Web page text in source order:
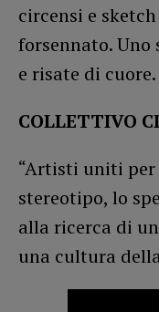
circensi e
forsennato.
e risate di cuore.
COLLETTIVO
​“Artisti uniti
stereotipo, lo
alla ricerca di
una cultura